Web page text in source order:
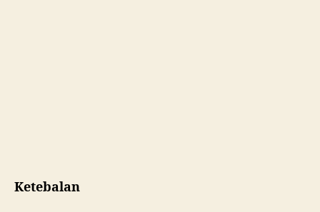
Ketebalan